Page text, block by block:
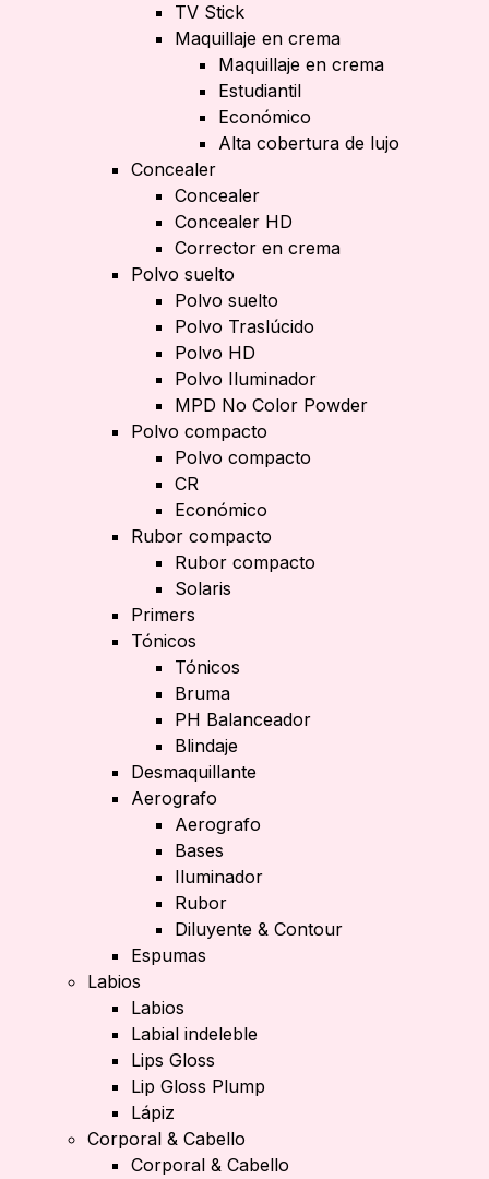
TV Stick
Maquillaje en crema
Maquillaje en crema
Estudiantil
Económico
Alta cobertura de lujo
Concealer
Concealer
Concealer HD
Corrector en crema
Polvo suelto
Polvo suelto
Polvo Traslúcido
Polvo HD
Polvo Iluminador
MPD No Color Powder
Polvo compacto
Polvo compacto
CR
Económico
Rubor compacto
Rubor compacto
Solaris
Primers
Tónicos
Tónicos
Bruma
PH Balanceador
Blindaje
Desmaquillante
Aerografo
Aerografo
Bases
Iluminador
Rubor
Diluyente & Contour
Espumas
Labios
Labios
Labial indeleble
Lips Gloss
Lip Gloss Plump
Lápiz
Corporal & Cabello
Corporal & Cabello